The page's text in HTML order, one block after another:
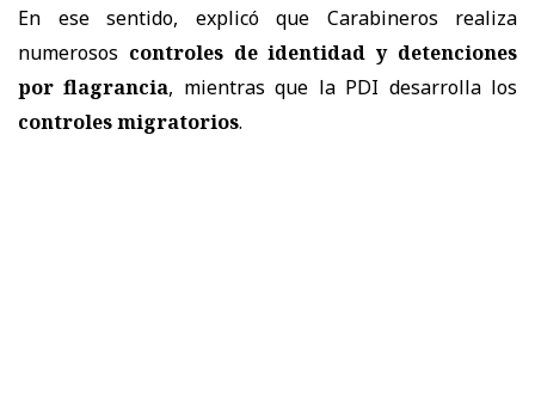
En ese sentido, explicó que Carabineros realiza
numerosos controles de identidad y detenciones
por flagrancia, mientras que la PDI desarrolla los
controles migratorios.